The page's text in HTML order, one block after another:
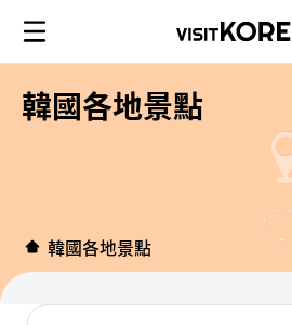
韓國各地景點
韓國各地景點